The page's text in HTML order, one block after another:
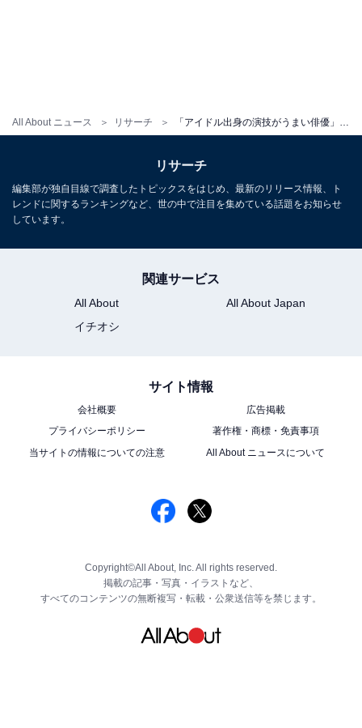
All About ニュース リサーチ 「アイドル出身の演技がうまい俳優」ランキング！ 2位「岡田准一」、1位は？
グ！ 1位「目黒蓮（Snow Man）」、続く2位
は？
リサーチ
編集部が独自目線で調査したトピックスをはじめ、最新のリリース情報、ト
レンドに関するランキングなど、世の中で注目を集めている話題をお知らせ
しています。
関連サービス
All About
All About Japan
イチオシ
サイト情報
会社概要
広告掲載
プライバシーポリシー
著作権・商標・免責事項
当サイトの情報についての注意
All About ニュースについて
Copyright©All About, Inc. All rights reserved.
掲載の記事・写真・イラストなど、
すべてのコンテンツの無断複写・転載・公衆送信等を禁じます。